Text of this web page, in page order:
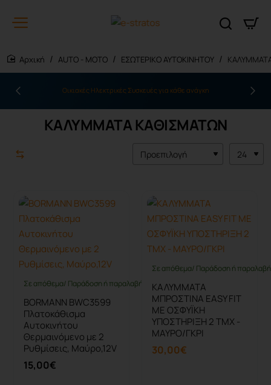
AUTO - MOTO ΕΣΩΤΕΡΙΚΟ ΑΥΤΟΚΙΝΗΤΟΥ
Οικιακές Ηλεκτρικές Συσκευές για κάθε ανάγκη
ΚΑΛΥΜΜΑΤΑ ΚΑΘΙΣΜΑΤΩΝ
Σε απόθεμα/ Παράδοση ή παραλαβή έως 10 ημέρες
BORMANN BWC3599
Πλατοκάθισμα
Αυτοκινήτου
Θερμαινόμενο με 2
Ρυθμίσεις, Μαύρο,12V
15,00€
Σε απόθεμα/ Παράδοση ή
ΚΑΛΥΜMATA
ΜΠΡΟΣΤΙΝΑ EASY FIT
ΜΕ ΟΣΦΥΪΚΗ
ΥΠΟΣΤΗΡΙΞΗ 2 ΤΜΧ -
ΜΑΥΡΟ/ΓΚΡΙ
30,00€